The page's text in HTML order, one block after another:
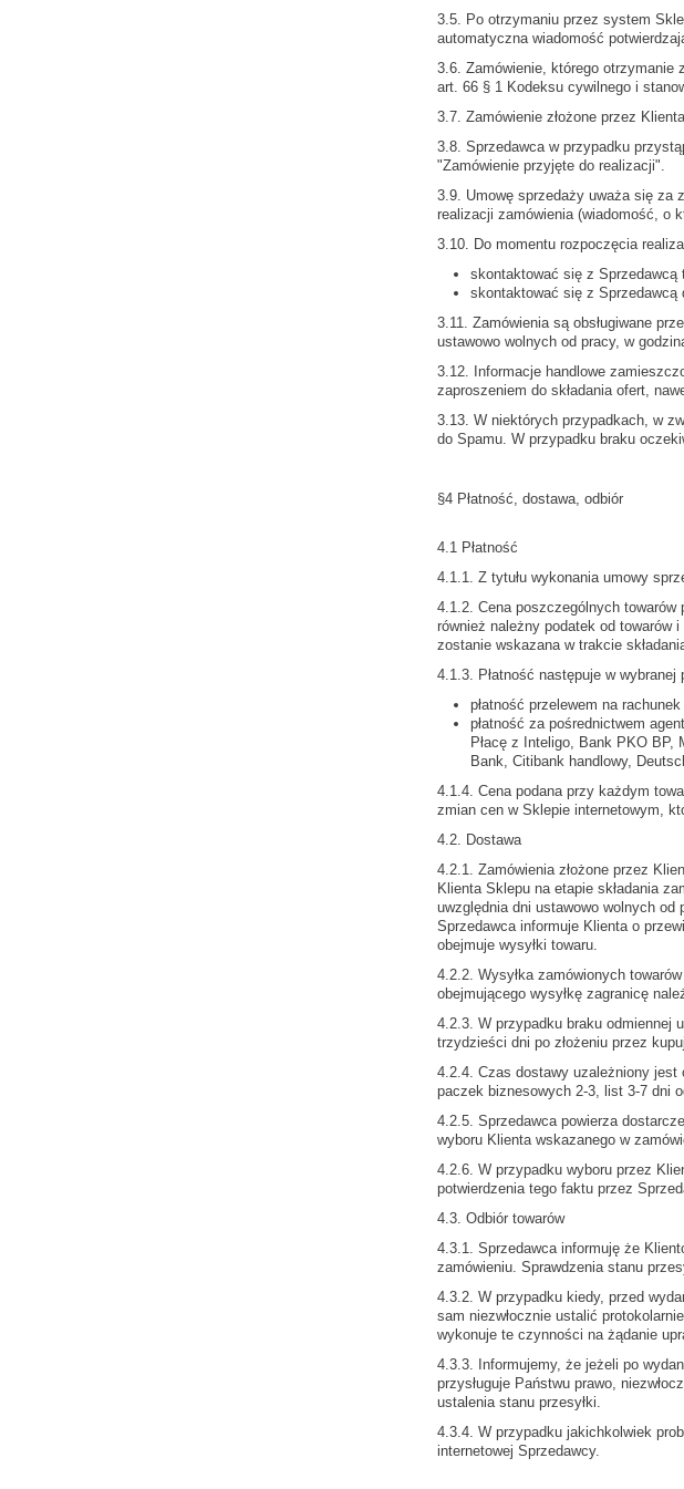
3.5. Po otrzymaniu przez system
automatyczna wiadomość
3.6. Zamówienie, którego otrzymanie
art. 66 § 1 Kodeksu cywilnego i
3.7. Zamówienie złożone przez
3.8. Sprzedawca w przypadku
"Zamówienie przyjęte do realizacji".
3.9. Umowę sprzedaży uważa się za
realizacji zamówienia (wiadomość, o
3.10. Do momentu rozpoczęcia
skontaktować się z Sprzedawcą
skontaktować się z Sprzedawcą
3.11. Zamówienia są obsługiwane
ustawowo wolnych od pracy, w
3.12. Informacje handlowe
zaproszeniem do składania ofert,
3.13. W niektórych przypadkach, w
do Spamu. W przypadku braku
§4 Płatność, dostawa, odbiór
4.1 Płatność
4.1.1. Z tytułu wykonania umowy
4.1.2. Cena poszczególnych towarów
również należny podatek od towarów
zostanie wskazana w trakcie
4.1.3. Płatność następuje w wybranej
płatność przelewem na
płatność za pośrednictwem
Płacę z Inteligo, Bank PKO
Bank, Citibank handlowy,
4.1.4. Cena podana przy każdym
zmian cen w Sklepie internetowym,
4.2. Dostawa
4.2.1. Zamówienia złożone przez
Klienta Sklepu na etapie składania
uwzględnia dni ustawowo wolnych
Sprzedawca informuje Klienta o
obejmuje wysyłki towaru.
4.2.2. Wysyłka zamówionych
obejmującego wysyłkę zagranicę
4.2.3. W przypadku braku odmiennej
trzydzieści dni po złożeniu przez
4.2.4. Czas dostawy uzależniony jest
paczek biznesowych 2-3, list 3-7 dni
4.2.5. Sprzedawca powierza
wyboru Klienta wskazanego w
4.2.6. W przypadku wyboru przez
potwierdzenia tego faktu przez
4.3. Odbiór towarów
4.3.1. Sprzedawca informuję że
zamówieniu. Sprawdzenia stanu
4.3.2. W przypadku kiedy, przed
sam niezwłocznie ustalić
wykonuje te czynności na żądanie
4.3.3. Informujemy, że jeżeli po
przysługuje Państwu prawo,
ustalenia stanu przesyłki.
4.3.4. W przypadku jakichkolwiek
internetowej Sprzedawcy.